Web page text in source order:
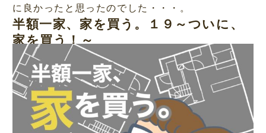
に良かったと思ったのでした・・・。
半額一家、家を買う。１９～ついに、
家を買う！～